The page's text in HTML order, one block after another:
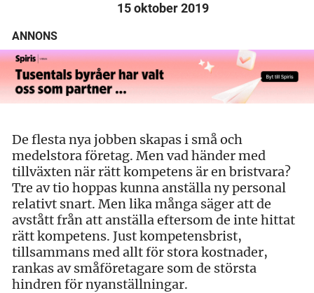
15 oktober 2019
ANNONS
De flesta nya jobben skapas i små och
medelstora företag. Men vad händer med
tillväxten när rätt kompetens är en bristvara?
Tre av tio hoppas kunna anställa ny personal
relativt snart. Men lika många säger att de
avstått från att anställa eftersom de inte hittat
rätt kompetens. Just kompetensbrist,
tillsammans med allt för stora kostnader,
rankas av småföretagare som de största
hindren för nyanställningar.